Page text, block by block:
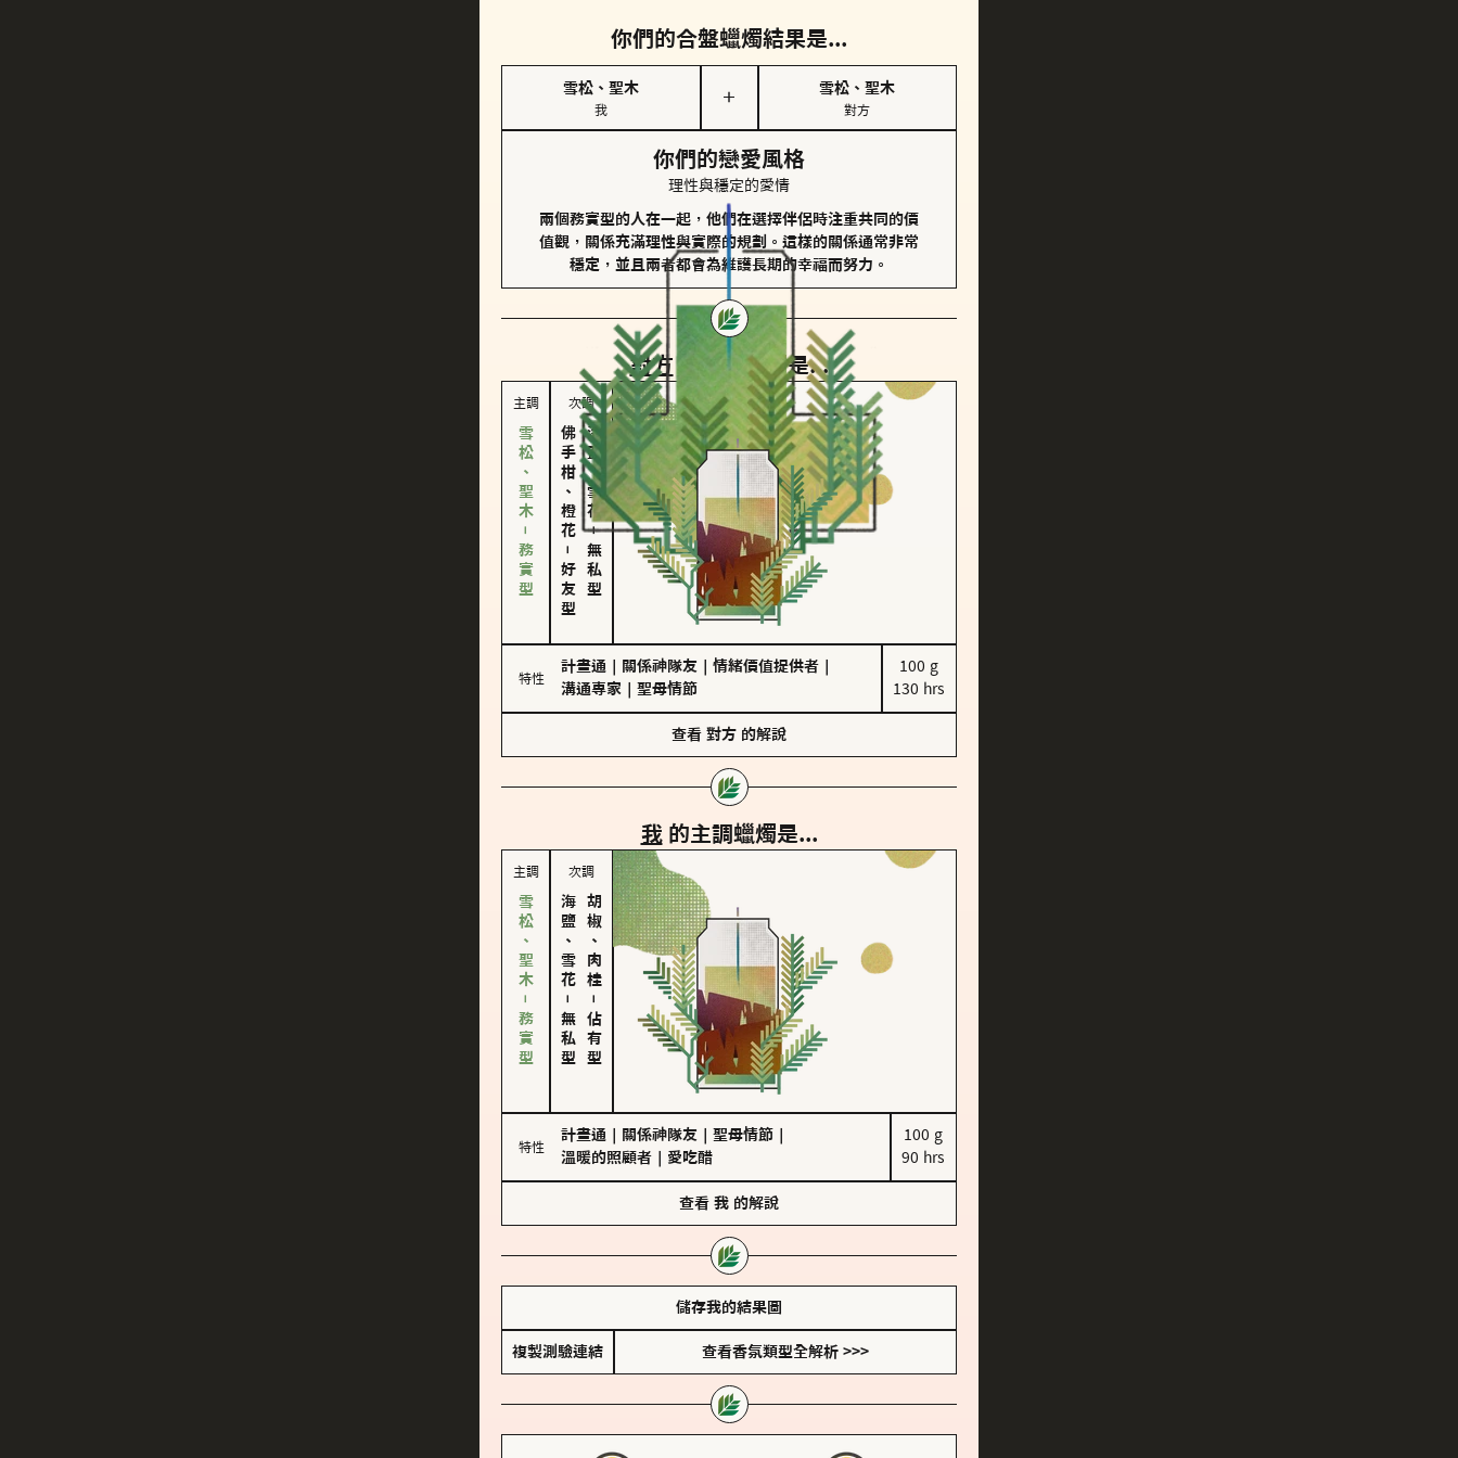
你們的合盤蠟燭結果是...
雪松、聖木
我
＋
雪松、聖木
對方
你們的戀愛風格
理性與穩定的愛情
兩個務實型的人在一起，他們在選擇伴侶時注重共同的價
值觀，關係充滿理性與實際的規劃。這樣的關係通常非常
穩定，並且兩者都會為維護長期的幸福而努力。
對方 的主調蠟燭是...
主調
雪松、聖木－務實型
次調
佛手柑、橙花
－
好友型
海鹽、雪花
－
無私型
特性
計畫通 關係神隊友 情緒價值提供者
溝通專家
聖母情節
100 g
130 hrs
查看 對方 的解說
我 的主調蠟燭是...
主調
雪松、聖木－務實型
次調
海鹽、雪花
－
無私型
胡椒、肉桂
－
佔有型
特性
計畫通 關係神隊友 聖母情節
溫暖的照顧者
愛吃醋
100 g
90 hrs
查看 我 的解說
儲存我的結果圖
複製測驗連結 查看香氛類型全解析 >>>